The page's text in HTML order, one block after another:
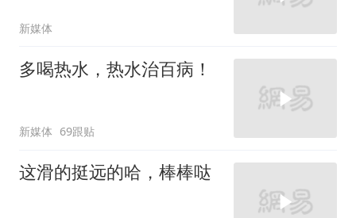
新媒体
多喝热水，热水治百病！
新媒体 69跟贴
这滑的挺远的哈，棒棒哒